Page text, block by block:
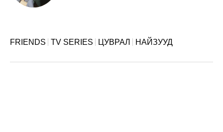
FRIENDS TV SERIES ЦУВРАЛ НАЙЗУУД